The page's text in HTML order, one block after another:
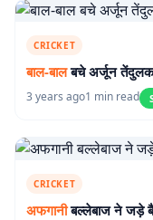
CRICKET
बाल-बालबचे अर्जून
3 years ago1 min read
CRICKET
अफगानीबल्लेबाज ने जड़े